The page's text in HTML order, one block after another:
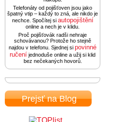
Telefonáty od pojišťoven jsou jako
špatný vtip – každý to zná, ale nikdo je
nechce. Spočítej si autopojištění
online a nech je v klidu.
Proč pojišťovák radši nehraje
schovávanou? Protože ho stejně
najdou v telefonu. Sjednej si povinné
ručení jednoduše online a užij si klid
bez nečekaných hovorů.
Prejsť na Blog